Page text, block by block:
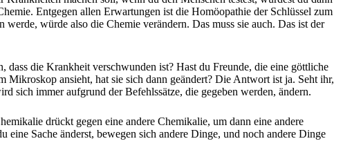
Entgegen allen Erwartungen ist die Homöopathie der Schlüssel zum
würde also die Chemie verändern. Das muss sie auch. Das ist der
die Krankheit verschwunden ist? Hast du Freunde, die eine göttliche
ansieht, hat sie sich dann geändert? Die Antwort ist ja. Seht ihr,
sich immer aufgrund der Befehlssätze, die gegeben werden, ändern.
drückt gegen eine andere Chemikalie, um dann eine andere
eine Sache änderst, bewegen sich andere Dinge, und noch andere Dinge